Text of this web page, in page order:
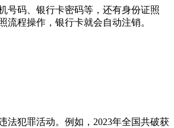
号码、银行卡密码等，还有身份证照
程操作，银行卡就会自动注销。
法犯罪活动。例如，2023年全国共破获